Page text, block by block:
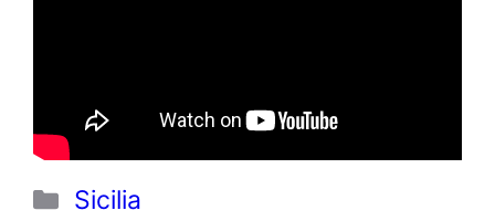
Categorie
Sicilia